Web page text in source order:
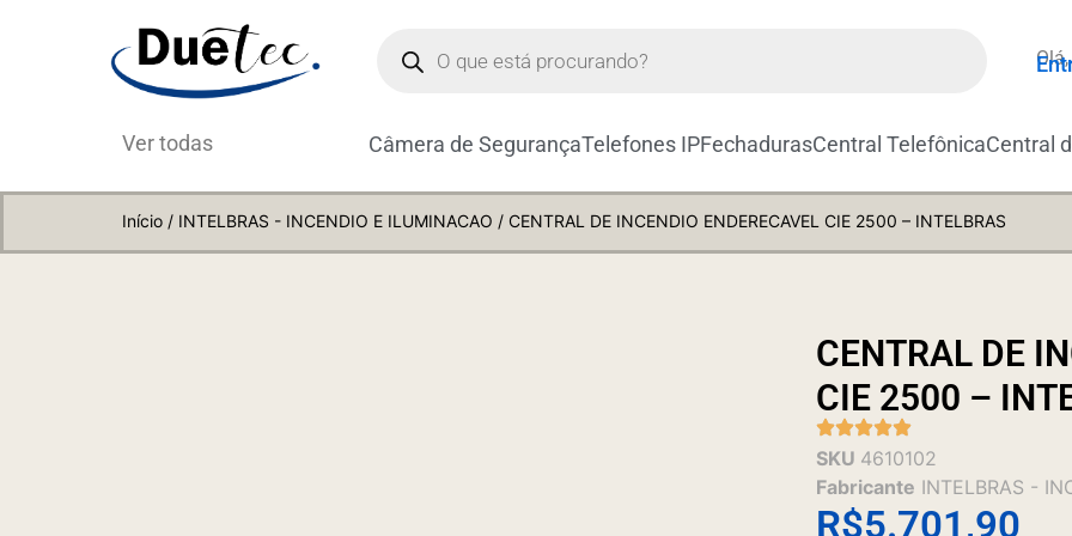
Ver todas Câmera de SegurançaTelefones IPFechadurasCentral TelefônicaCentral
Início / INTELBRAS - INCENDIO E ILUMINACAO / CENTRAL DE INCENDIO ENDERECAVEL CIE 2500 – INTELBRAS
CENTRAL DE
CIE 2500 –
SKU 4610102
Fabricante INTELBRAS -
R$5.701,90